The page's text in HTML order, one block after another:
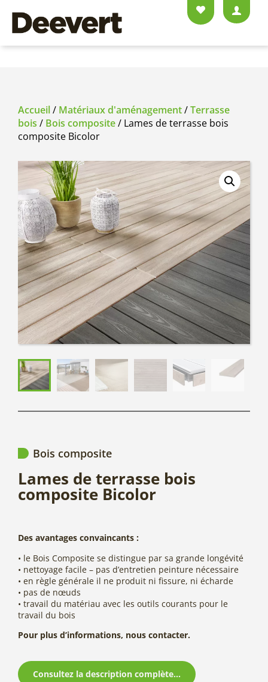
Accueil/ Matériaux d'aménagement/Terrasse
bois / Bois composite/ Lames de terrasse bois
composite Bicolor
Bois composite
Lames de terrasse bois
composite Bicolor
Des avantages convaincants :
• le Bois Composite se distingue par sa grande longévité
• nettoyage facile – pas d’entretien peinture nécessaire
• en règle générale il ne produit ni fissure, ni écharde
• pas de nœuds
• travail du matériau avec les outils courants pour le
travail du bois
Pour plus d’informations, nous contacter.
Consultez la description complète...